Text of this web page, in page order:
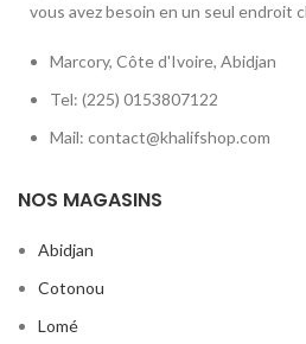
vous avez besoin en un seul endroit
Marcory, Côte d'Ivoire, Abidjan
Tel: (225) 0153807122
Mail: contact@khalifshop.com
NOS MAGASINS
Abidjan
Cotonou
Lomé